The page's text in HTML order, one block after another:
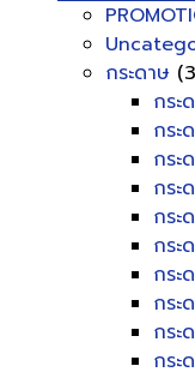
กระดาษ
กระ
กระ
กระ
กระ
กระ
กระ
กระ
กระ
กระ
กระ